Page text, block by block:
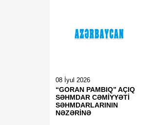
08 İyul 2026
“GORAN PAMBIQ” AÇIQ
SƏHMDAR CƏMİYYƏTİ
SƏHMDARLARININ
NƏZƏRİNƏ